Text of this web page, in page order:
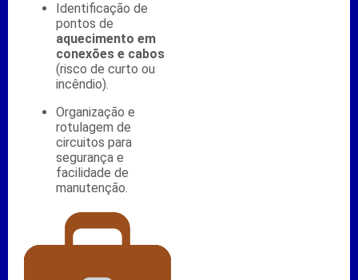
Identificação de
pontos de
aquecimento em
conexões e cabos
(risco de curto ou
incêndio).
Organização e
rotulagem de
circuitos para
segurança e
facilidade de
manutenção.